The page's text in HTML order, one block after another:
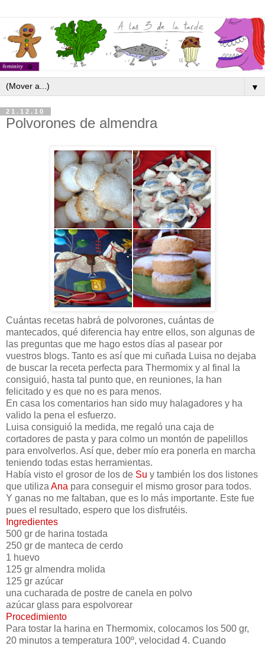
▼
21.12.10
Polvorones de almendra
Cuántas recetas habrá de polvorones, cuántas de
mantecados, qué diferencia hay entre ellos, son algunas de
las preguntas que me hago estos días al pasear por
vuestros blogs. Tanto es así que mi cuñada Luisa no dejaba
de buscar la receta perfecta para Thermomix y al final la
consiguió, hasta tal punto que, en reuniones, la han
felicitado y es que no es para menos.
En casa los comentarios han sido muy halagadores y ha
valido la pena el esfuerzo.
Luisa consiguió la medida, me regaló una caja de
cortadores de pasta y para colmo un montón de papelillos
para envolverlos. Así que, deber mío era ponerla en marcha
teniendo todas estas herramientas.
Había visto el grosor de los de Su y también los dos listones
que utiliza Ana para conseguir el mismo grosor para todos.
Y ganas no me faltaban, que es lo más importante. Este fue
pues el resultado, espero que los disfrutéis.
Ingredientes
500 gr de harina tostada
250 gr de manteca de cerdo
1 huevo
125 gr almendra molida
125 gr azúcar
una cucharada de postre de canela en polvo
azúcar glass para espolvorear
Procedimiento
Para tostar la harina en Thermomix, colocamos los 500 gr,
20 minutos a temperatura 100º, velocidad 4. Cuando